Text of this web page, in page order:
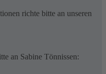
richte bitte an unseren
an Sabine Tönnissen: